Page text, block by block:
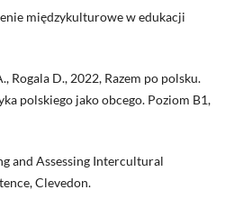
międzykulturowe w edukacji
Rogala D., 2022, Razem po polsku.
polskiego jako obcego. Poziom B1,
and Assessing Intercultural
Clevedon.